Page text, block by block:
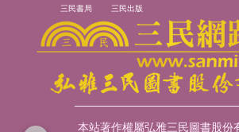
三民書局 三民出版
本站著作權屬弘雅三民圖書股份